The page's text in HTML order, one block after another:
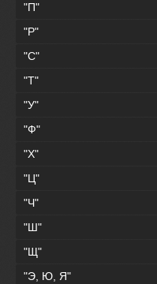
"П"
"Р"
"С"
"Т"
"У"
"Ф"
"Х"
"Ц"
"Ч"
"Ш"
"Щ"
"Э, Ю, Я"